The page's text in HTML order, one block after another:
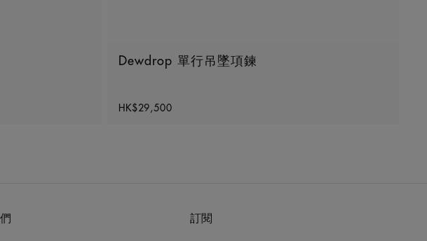
Dewdrop 單行吊墜項鍊
HK$29,500
訂閱